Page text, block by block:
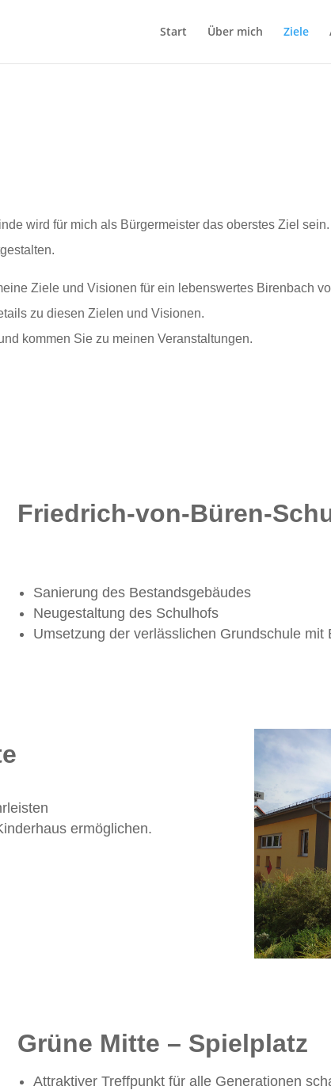
Start Über mich Ziele
wird für mich als Bürgermeister das oberstes Ziel sein.
Ziele und Visionen für ein lebenswertes Birenbach
zu diesen Zielen und Visionen.
kommen Sie zu meinen Veranstaltungen.
Friedrich-von-Büren-
Sanierung des Bestandsgebäudes
Neugestaltung des Schulhofs
Umsetzung der verlässlichen Grundschule mit
ermöglichen.
Grüne Mitte – Spielplatz
Attraktiver Treffpunkt für alle Generationen